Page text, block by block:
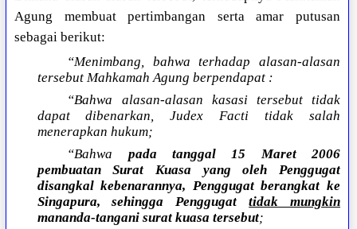
Agung membuat pertimbangan serta amar putusan
sebagai berikut:
“Menimbang, bahwa terhadap alasan-alasan
tersebut Mahkamah Agung berpendapat :
“Bahwa alasan-alasan kasasi tersebut tidak
dapat dibenarkan, Judex Facti tidak salah
menerapkan hukum;
“Bahwa pada tanggal 15 Maret 2006
pembuatan Surat Kuasa yang oleh Penggugat
disangkal kebenarannya, Penggugat berangkat ke
Singapura, sehingga Penggugattidak mungkin
mananda-tangani surat kuasa tersebut;